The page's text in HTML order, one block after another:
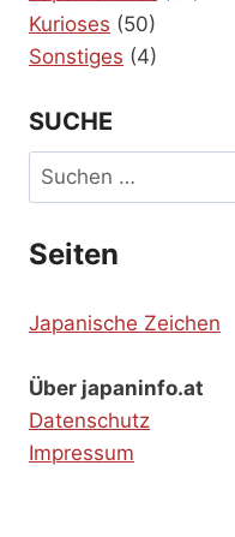
Kurioses (50)
Sonstiges (4)
SUCHE
Suchen
nach:
Seiten
Japanische Zeichen
Über japaninfo.at
Datenschutz
Impressum